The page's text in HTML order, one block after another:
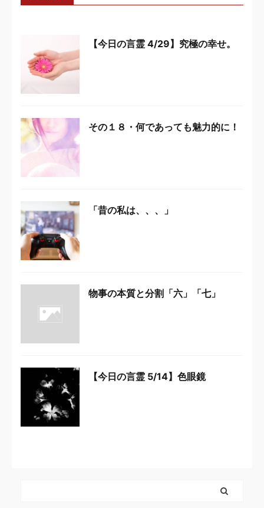
【今日の言霊 4/29】究極の幸せ。
その１８・何であっても魅力的に！
「昔の私は、、、」
物事の本質と分割「六」「七」
【今日の言霊 5/14】色眼鏡